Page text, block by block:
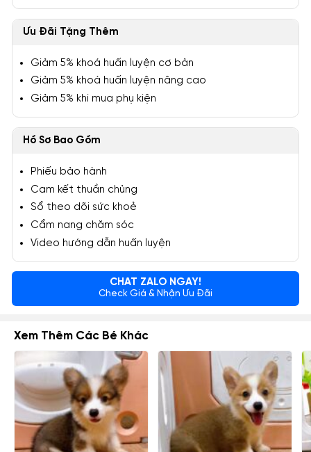
Ưu Đãi Tặng Thêm
Giảm 5% khoá huấn luyện cơ bản
Giảm 5% khoá huấn luyện nâng cao
Giảm 5% khi mua phụ kiện
Hồ Sơ Bao Gồm
Phiếu bảo hành
Cam kết thuần chủng
Sổ theo dõi sức khoẻ
Cẩm nang chăm sóc
Video hướng dẫn huấn luyện
CHAT ZALO NGAY!
Check Giá & Nhận Ưu Đãi
Xem Thêm Các Bé Khác